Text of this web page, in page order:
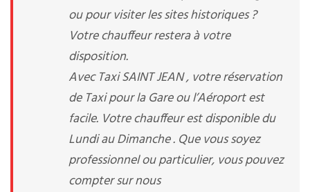
ou pour visiter les sites historiques ?
Votre chauffeur restera à votre
disposition.
Avec Taxi SAINT JEAN , votre réservation
de Taxi pour la Gare ou l’Aéroport est
facile. Votre chauffeur est disponible du
Lundi au Dimanche . Que vous soyez
professionnel ou particulier, vous pouvez
compter sur nous